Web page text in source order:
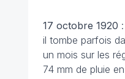
17 octobre 1920
il tombe parfois
un mois sur les
74 mm de pluie